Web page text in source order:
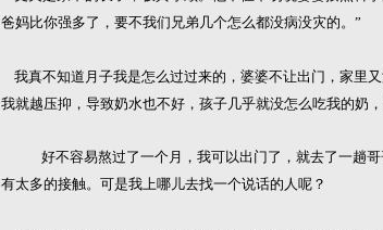
爸妈比你强多了，要不我们兄弟几个怎么都没病没灾的。”
我真不知道月子我是怎么过过来的，婆婆不让出门，家里
我就越压抑，导致奶水也不好，孩子几乎就没怎么吃我的奶
好不容易熬过了一个月，我可以出门了，就去了一趟
有太多的接触。可是我上哪儿去找一个说话的人呢？